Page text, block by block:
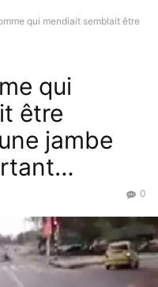
qui mendiait semblait être
qui
être
jambe
0